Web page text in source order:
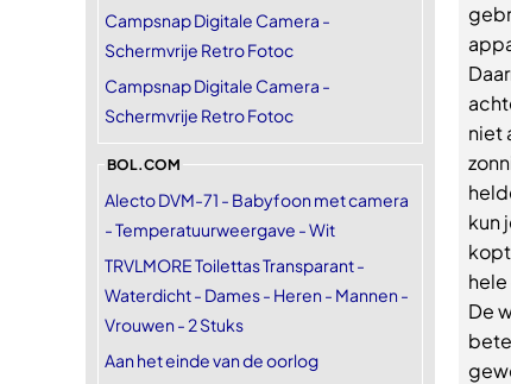
Campsnap Digitale Camera -
Schermvrije Retro Fotoc
Campsnap Digitale Camera -
Schermvrije Retro Fotoc
BOL.COM
Alecto DVM-71 - Babyfoon met camera
- Temperatuurweergave - Wit
TRVLMORE Toilettas Transparant -
Waterdicht - Dames - Heren - Mannen -
Vrouwen - 2 Stuks
Aan het einde van de oorlog
niet
kun
De